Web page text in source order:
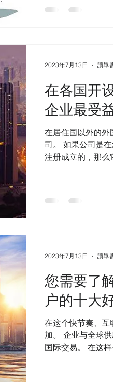
在各国开
企业最受
在居住国以外的外
司。 如果公司是
注册成立的，那么
2023年7月13日 讀畢
您需要了
户的十大
在这个快节奏、互
加。 企业与全球
国际交易。 在这
2023年7月13日 讀畢